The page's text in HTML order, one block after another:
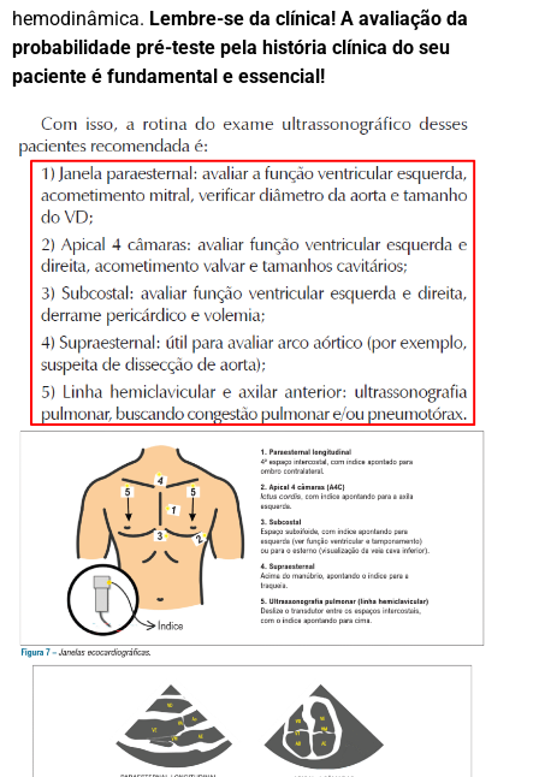
hemodinâmica. Lembre-se da clínica! A avaliação da
probabilidade pré-teste pela história clínica do seu
paciente é fundamental e essencial!